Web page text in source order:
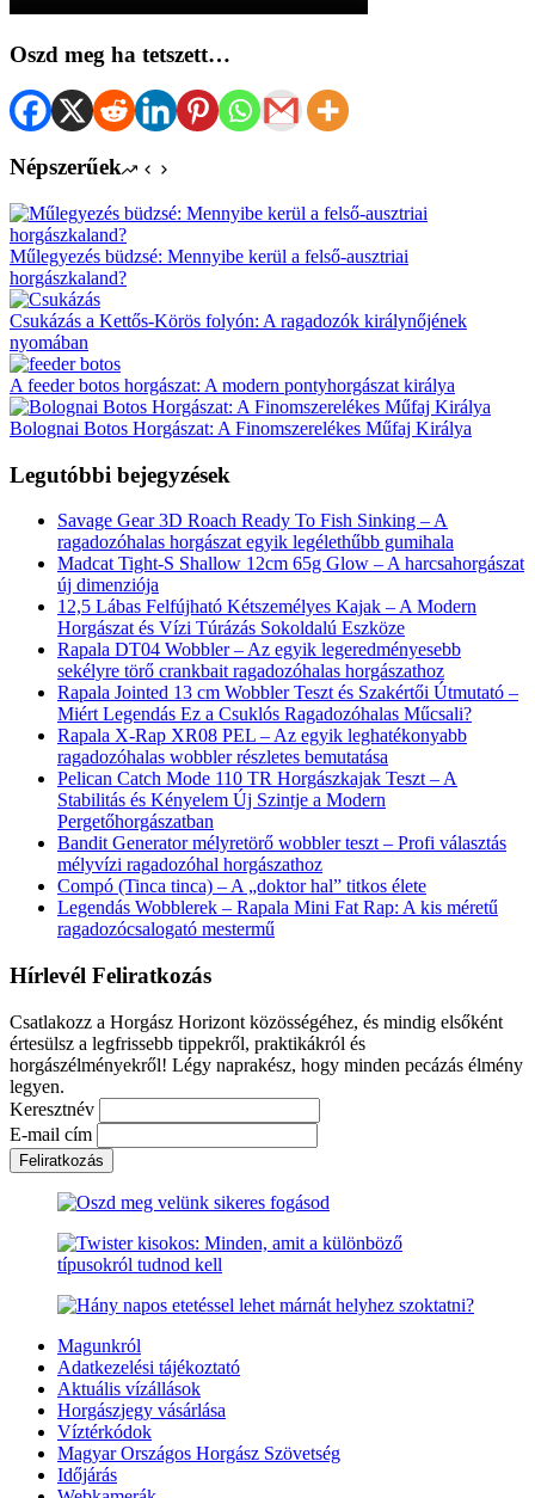
Oszd meg ha tetszett…
Népszerűek
Műlegyezés büdzsé: Mennyibe kerül a felső-ausztriai
horgászkaland?
Csukázás a Kettős-Körös folyón: A ragadozók királynőjének
nyomában
A feeder botos horgászat: A modern pontyhorgászat királya
Bolognai Botos Horgászat: A Finomszerelékes Műfaj Királya
Legutóbbi bejegyzések
Savage Gear 3D Roach Ready To Fish Sinking – A
ragadozóhalas horgászat egyik legélethűbb gumihala
Madcat Tight-S Shallow 12cm 65g Glow – A harcsahorgászat
új dimenziója
12,5 Lábas Felfújható Kétszemélyes Kajak – A Modern
Horgászat és Vízi Túrázás Sokoldalú Eszköze
Rapala DT04 Wobbler – Az egyik legeredményesebb
sekélyre törő crankbait ragadozóhalas horgászathoz
Rapala Jointed 13 cm Wobbler Teszt és Szakértői Útmutató –
Miért Legendás Ez a Csuklós Ragadozóhalas Műcsali?
Rapala X-Rap XR08 PEL – Az egyik leghatékonyabb
ragadozóhalas wobbler részletes bemutatása
Pelican Catch Mode 110 TR Horgászkajak Teszt – A
Stabilitás és Kényelem Új Szintje a Modern
Pergetőhorgászatban
Bandit Generator mélyretörő wobbler teszt – Profi választás
mélyvízi ragadozóhal horgászathoz
Compó (Tinca tinca) – A „doktor hal” titkos élete
Legendás Wobblerek – Rapala Mini Fat Rap: A kis méretű
ragadozócsalogató mestermű
Hírlevél Feliratkozás
Csatlakozz a Horgász Horizont közösségéhez, és mindig elsőként
értesülsz a legfrissebb tippekről, praktikákról és
horgászélményekről! Légy naprakész, hogy minden pecázás élmény
legyen.
Keresztnév
E-mail cím
Magunkról
Adatkezelési tájékoztató
Aktuális vízállások
Horgászjegy vásárlása
Víztérkódok
Magyar Országos Horgász Szövetség
Időjárás